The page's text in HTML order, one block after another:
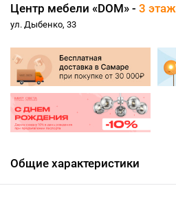
Центр мебели «DOM» - 3 этаж
ул. Дыбенко, 33
Общие характеристики